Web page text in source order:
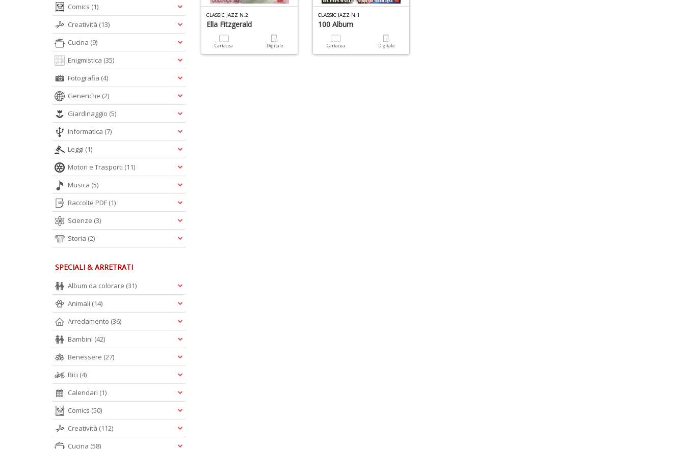
CLASSIC JAZZ N.2
Ella Fitzgerald
Cartacea Digitale
CLASSIC JAZZ N.1
100 Album
Cartacea Digitale
Comics (1)
Creatività (13)
Cucina (9)
Enigmistica (35)
Fotografia (4)
Generiche (2)
Giardinaggio (5)
Informatica (7)
Leggi (1)
Motori e Trasporti (11)
Musica (5)
Raccolte PDF (1)
Scienze (3)
Storia (2)
SPECIALI & ARRETRATI
Album da colorare (31)
Animali (14)
Arredamento (36)
Bambini (42)
Benessere (27)
Bici (4)
Calendari (1)
Comics (50)
Creatività (112)
Cucina (58)